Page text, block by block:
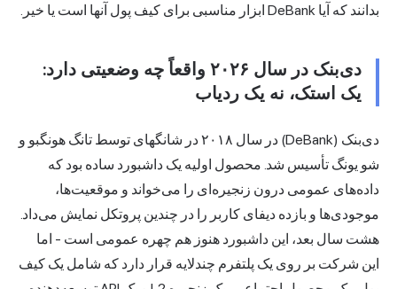
بدانند که آیا DeBank ابزار مناسبی برای کیف پول آنها است یا خیر.
دی‌بنک در سال ۲۰۲۶ واقعاً چه وضعیتی دارد:
یک استک، نه یک ردیاب
دی‌بنک (DeBank) در سال ۲۰۱۸ در شانگهای توسط تانگ هونگبو و
شو یونگ تأسیس شد. محصول اولیه یک داشبورد ساده بود که
داده‌های عمومی درون زنجیره‌ای را می‌خواند و موقعیت‌ها،
موجودی‌ها و بازده دیفای کاربر را در چندین پروتکل نمایش می‌داد.
هشت سال بعد، این داشبورد هنوز هم چهره عمومی است - اما
این شرکت بر روی یک پلتفرم چندلایه قرار دارد که شامل یک کیف